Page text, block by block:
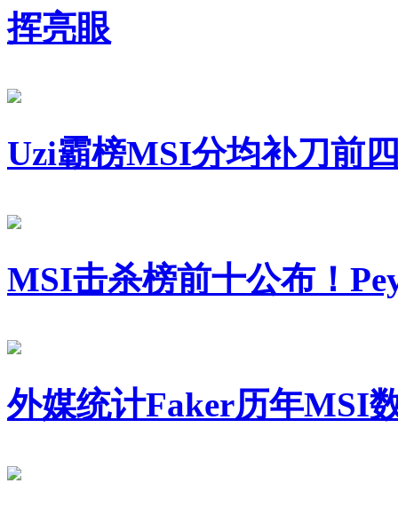
挥亮眼
Uzi霸榜MSI分均补刀前
MSI击杀榜前十公布！
外媒统计Faker历年MSI